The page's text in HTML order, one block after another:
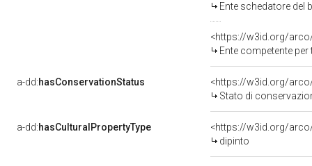
Ente schedatore del
<https://w3id.org/
Ente competente per tutela
a-dd:hasConservationStatus
<https://w3id.org/
Stato di
a-dd:hasCulturalPropertyType
<https://w3id.org/
dipinto